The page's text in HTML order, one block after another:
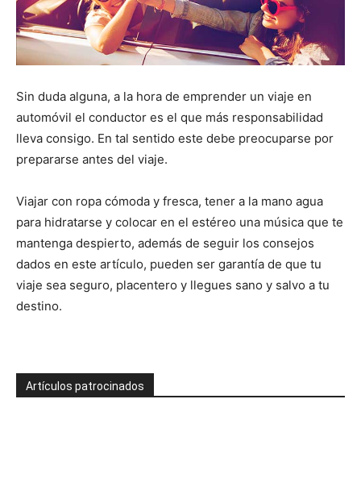
Sin duda alguna, a la hora de emprender un viaje en
automóvil el conductor es el que más responsabilidad
lleva consigo. En tal sentido este debe preocuparse por
prepararse antes del viaje.
Viajar con ropa cómoda y fresca, tener a la mano agua
para hidratarse y colocar en el estéreo una música que te
mantenga despierto, además de seguir los consejos
dados en este artículo, pueden ser garantía de que tu
viaje sea seguro, placentero y llegues sano y salvo a tu
destino.
Artículos patrocinados